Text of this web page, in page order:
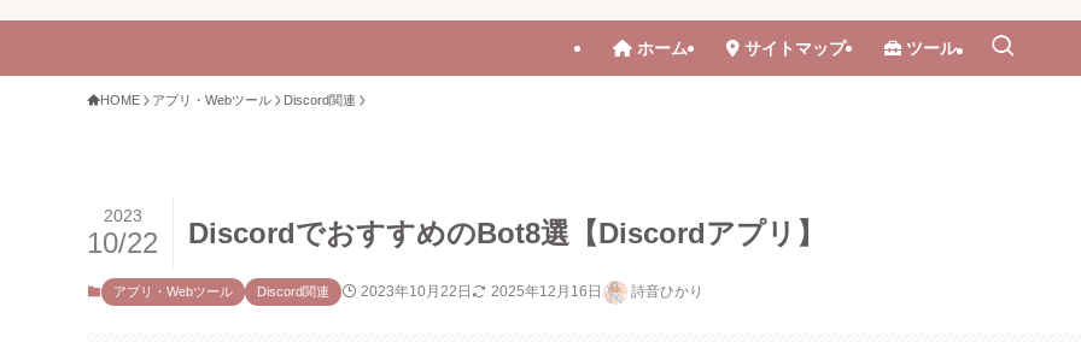
ホーム サイトマップ ツール
HOME アプリ・Webツール Discord関連
DiscordでおすすめのBot8選【Discordアプリ】
2023
10/22
アプリ・Webツール Discord関連 2023年10月22日 2025年12月16日 詩音ひかり